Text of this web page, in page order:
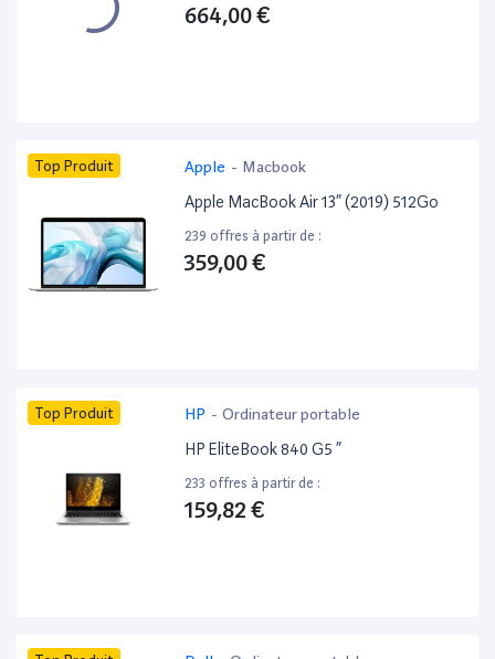
664,00 €
Top Produit Apple - Macbook
Apple MacBook Air 13” (2019) 512Go
239 offres à partir de :
359,00 €
Top Produit HP - Ordinateur portable
HP EliteBook 840 G5 ”
233 offres à partir de :
159,82 €